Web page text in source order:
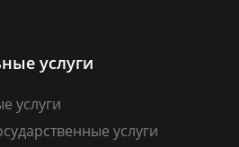
услуги
услуги
услуги